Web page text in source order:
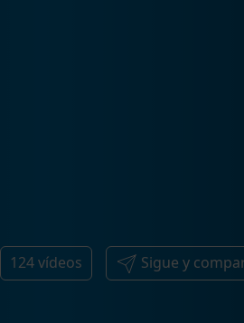
124vídeos Sigue y